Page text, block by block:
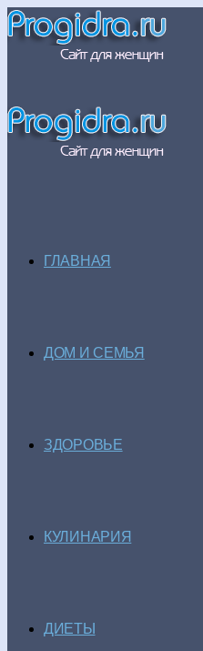
ГЛАВНАЯ
ДОМ И СЕМЬЯ
ЗДОРОВЬЕ
КУЛИНАРИЯ
ДИЕТЫ